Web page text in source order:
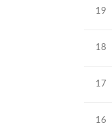
19
18
17
16